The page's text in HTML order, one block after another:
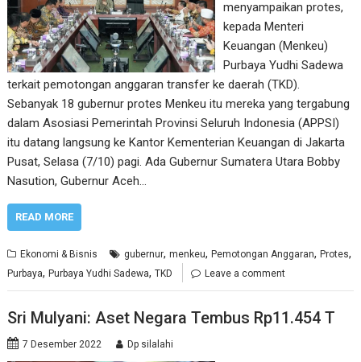
menyampaikan protes,
kepada Menteri
Keuangan (Menkeu)
Purbaya Yudhi Sadewa
terkait pemotongan anggaran transfer ke daerah (TKD).
Sebanyak 18 gubernur protes Menkeu itu mereka yang tergabung
dalam Asosiasi Pemerintah Provinsi Seluruh Indonesia (APPSI)
itu datang langsung ke Kantor Kementerian Keuangan di Jakarta
Pusat, Selasa (7/10) pagi. Ada Gubernur Sumatera Utara Bobby
Nasution, Gubernur Aceh…
READ MORE
Ekonomi & Bisnis gubernur,menkeu,Pemotongan Anggaran,Protes,
Purbaya,Purbaya Yudhi Sadewa,TKD Leave a comment
Sri Mulyani: Aset Negara Tembus Rp11.454 T
7 Desember 2022 Dp silalahi